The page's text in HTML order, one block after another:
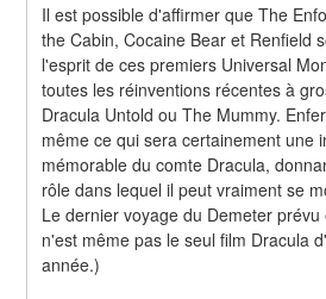
Il est possible d'affirmer que The
the Cabin, Cocaine Bear et Renfield
l'esprit de ces premiers Universal
toutes les réinventions récentes à
Dracula Untold ou The Mummy.
même ce qui sera certainement une
mémorable du comte Dracula,
rôle dans lequel il peut vraiment se
Le dernier voyage du Demeter
n'est même pas le seul film Dracula
année.)